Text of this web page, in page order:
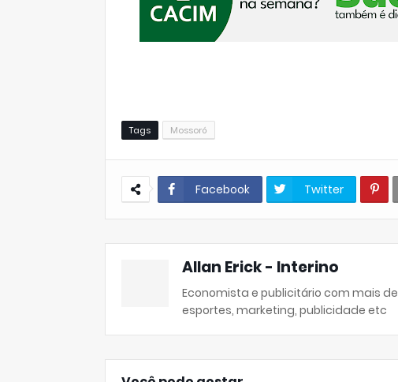
Tags Mossoró
Facebook Twitter
Allan Erick - Interino
Economista e publicitário com mais
esportes, marketing, publicidade etc